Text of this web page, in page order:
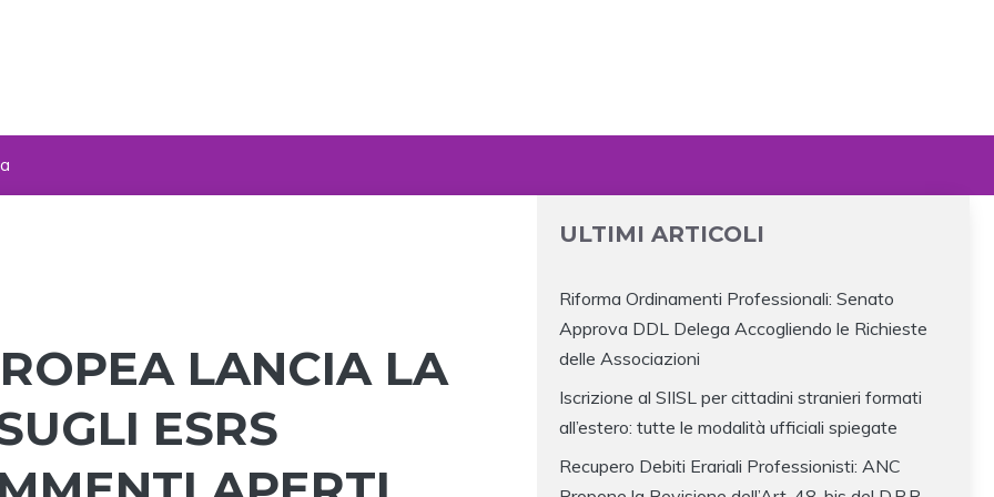
LANCIA LA
ESRS
ULTIMI ARTICOLI
Riforma Ordinamenti Professionali: Senato
Approva DDL Delega Accogliendo le Richieste
delle Associazioni
Iscrizione al SIISL per cittadini stranieri formati
all’estero: tutte le modalità ufficiali spiegate
Recupero Debiti Erariali Professionisti: ANC